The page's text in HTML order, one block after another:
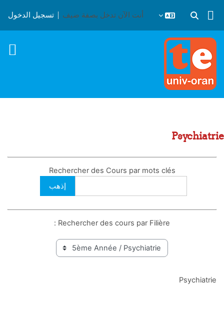
تبديل إدخال البحث
أنت الآن تدخل بصفة ضيف تسجيل الدخول
Psychiatrie
Rechercher des Cours par mots clés
Rechercher des cours par Filière :
Psychiatrie